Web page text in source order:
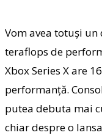
Vom avea totuşi un
teraflops de
Xbox Series X are
performanţă.
putea debuta mai
chiar despre o